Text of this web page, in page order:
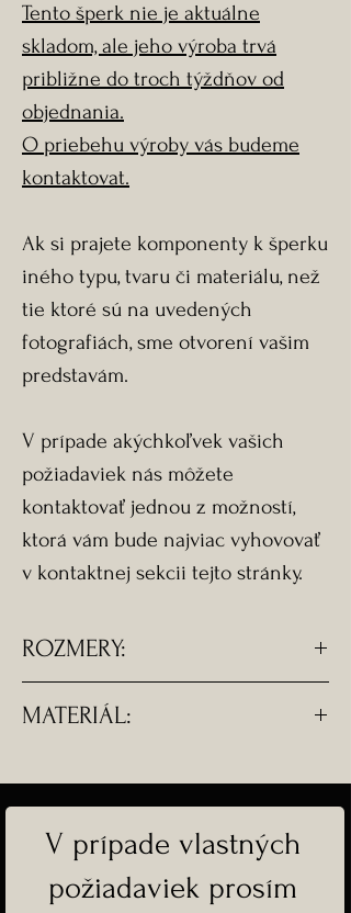
Tento šperk nie je aktuálne
skladom, ale jeho výroba trvá
približne do troch týždňov od
objednania.
O priebehu výroby vás budeme
kontaktovat.
Ak si prajete komponenty k šperku
iného typu, tvaru či materiálu, než
tie ktoré sú na uvedených
fotografiách, sme otvorení vašim
predstavám.
V prípade akýchkoľvek vašich
požiadaviek nás môžete
kontaktovať jednou z možností,
ktorá vám bude najviac vyhovovať
v kontaktnej sekcii tejto stránky.
ROZMERY:
-Rozmery prívesku: 2,5 x 2 x 0,7 cm
-Dĺžka náhrdelníka: 50 cm
MATERIÁL:
-Doprava ZADARMO
V prípade vlastných
požiadaviek prosím